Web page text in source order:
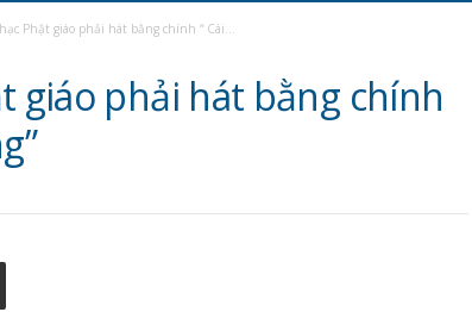
Phật giáo phải hát bằng chính “ Cái...
giáo phải hát bằng chính